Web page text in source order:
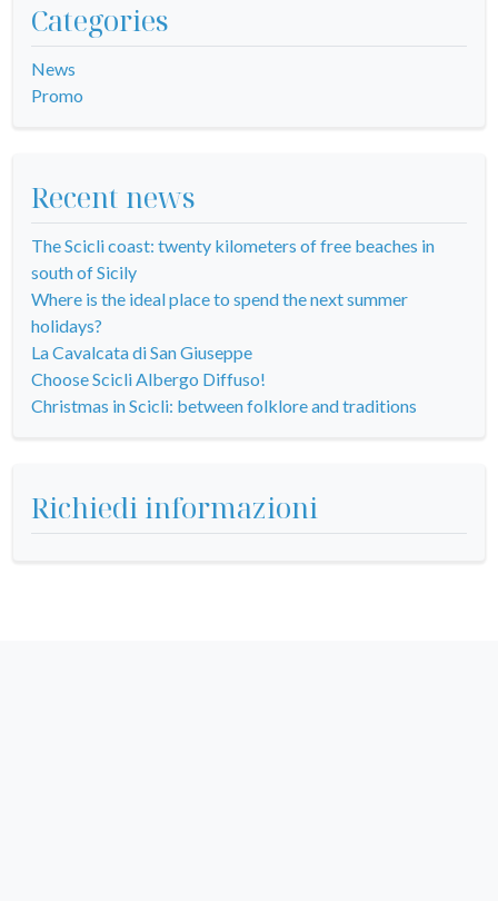
Categories
News
Promo
Recent news
The Scicli coast: twenty kilometers of free beaches in
south of Sicily
Where is the ideal place to spend the next summer
holidays?
La Cavalcata di San Giuseppe
Choose Scicli Albergo Diffuso!
Christmas in Scicli: between folklore and traditions
Richiedi informazioni